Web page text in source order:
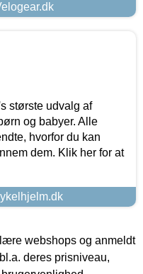
største udvalg af
og babyer. Alle
hvorfor du kan
dem. Klik her for at
webshops og anmeldt
deres prisniveau,